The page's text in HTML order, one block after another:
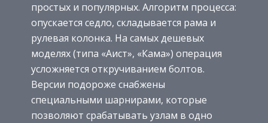
простых и популярных. Алгоритм процесса:
опускается седло, складывается рама и
рулевая колонка. На самых дешевых
моделях (типа «Аист», «Кама») операция
усложняется откручиванием болтов.
Версии подороже снабжены
специальными шарнирами, которые
позволяют срабатывать узлам в одно